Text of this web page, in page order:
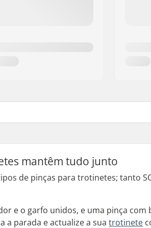
mantêm tudo junto
de pinças para trotinetes; tanto
e o garfo unidos, e uma pinça
a parada e actualize a suatrotinete